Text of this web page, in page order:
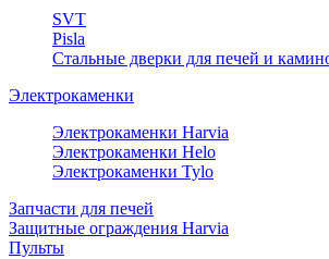
SVT
Pisla
Стальные дверки для печей и
Электрокаменки
Электрокаменки Harvia
Электрокаменки Helo
Электрокаменки Tylo
Запчасти для печей
Защитные ограждения Harvia
Пульты